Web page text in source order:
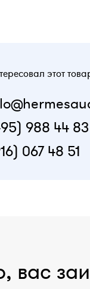
этот
988 44 83
067 48 51
вас